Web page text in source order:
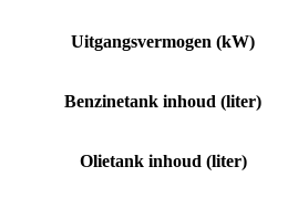
Uitgangsvermogen (kW)
Benzinetank inhoud (liter)
Olietank inhoud (liter)